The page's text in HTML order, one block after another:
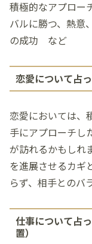
積極的なアプロー
バルに勝つ、熱意
の成功 など
恋愛について占
恋愛においては、
手にアプローチし
が訪れるかもしれ
を進展させるカギ
らず、相手とのバ
仕事について占
置）